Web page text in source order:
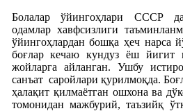
Болалар ўйингоҳлари СССР
одамлар хавфсизлиги
ўйингоҳлардан бошқа ҳеч нарса
боғлар кечаю кундуз ёш йигит
жойларга айланган. Ушбу
санъат саройлари қурилмоқда.
ҳалақит қилмаётган ошхона ва
томонидан мажбурий, таъзийқ